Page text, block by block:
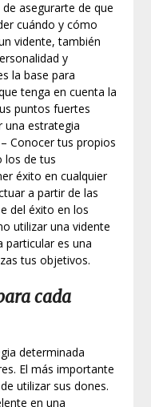
asegurarte de que
cuándo y cómo
vidente, también
y
la base para
tenga en cuenta la
puntos fuertes
una estrategia
Conocer tus propios
los de tus
éxito en cualquier
a partir de las
del éxito en los
utilizar una vidente
particular es una
tus objetivos.
cada
determinada
El más importante
utilizar sus dones.
en una